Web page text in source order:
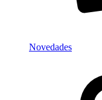
Novedades